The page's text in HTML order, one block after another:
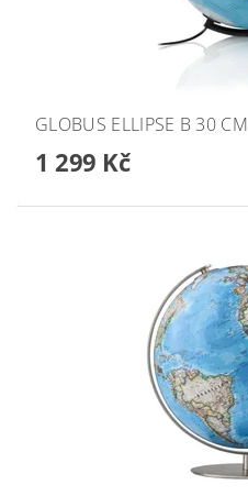
GLOBUS ELLIPSE B 30 CM
1 299 Kč